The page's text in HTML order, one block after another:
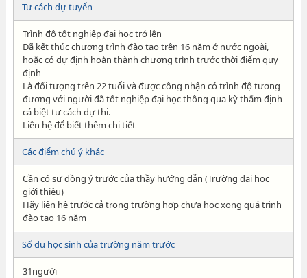
Tư cách dự tuyển
Trình độ tốt nghiệp đại học trở lên
Đã kết thúc chương trình đào tạo trên 16 năm ở nước ngoài,
hoặc có dự định hoàn thành chương trình trước thời điểm quy
định
Là đối tượng trên 22 tuổi và được công nhận có trình độ tương
đương với người đã tốt nghiệp đại học thông qua kỳ thẩm định
cá biệt tư cách dự thi.
Liên hệ để biết thêm chi tiết
Các điểm chú ý khác
Cần có sự đồng ý trước của thầy hướng dẫn (Trường đại học
giới thiệu)
Hãy liên hệ trước cả trong trường hợp chưa học xong quá trình
đào tạo 16 năm
Số du học sinh của trường năm trước
31người